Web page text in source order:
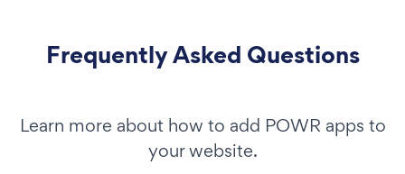
Frequently Asked Questions
Learn more about how to add POWR apps to
your website.